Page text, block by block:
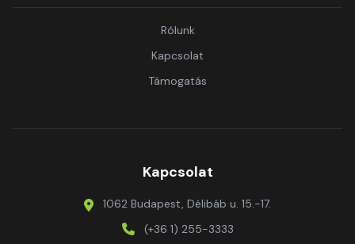
Rólunk
Kapcsolat
Támogatás
Kapcsolat
1062 Budapest, Délibáb u. 15.-17.
(+36 1) 255-3333